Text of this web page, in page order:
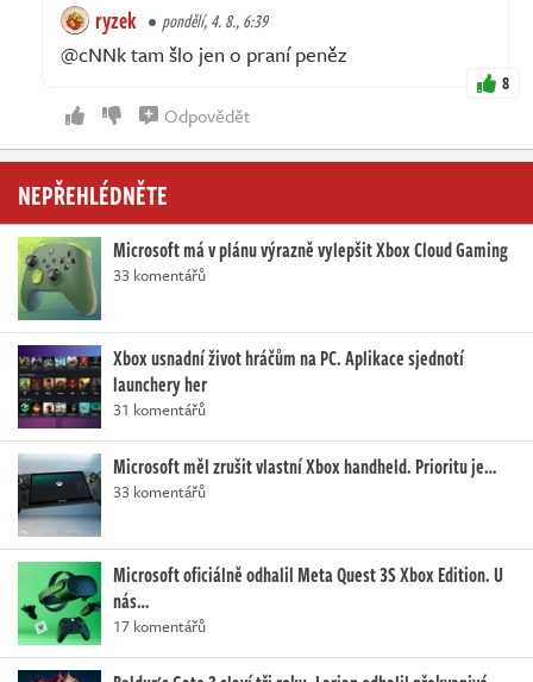
ryzek pondělí, 4. 8., 6:39
@cNNk tam šlo jen o praní peněz
8
Odpovědět
NEPŘEHLÉDNĚTE
Microsoft má v plánu výrazně vylepšit Xbox Cloud Gaming
33 komentářů
Xbox usnadní život hráčům na PC. Aplikace sjednotí
launchery her
31 komentářů
Microsoft měl zrušit vlastní Xbox handheld. Prioritu je…
33 komentářů
Microsoft oficiálně odhalil Meta Quest 3S Xbox Edition. U
nás…
17 komentářů